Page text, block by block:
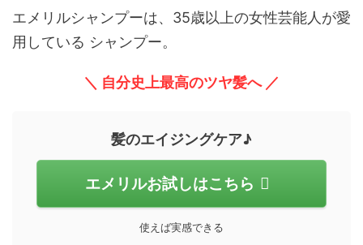
エメリルシャンプーは、35歳以上の女性芸能人が愛
用している シャンプー。
＼ 自分史上最高のツヤ髪へ ／
髪のエイジングケア♪
エメリルお試しはこちら
使えば実感できる